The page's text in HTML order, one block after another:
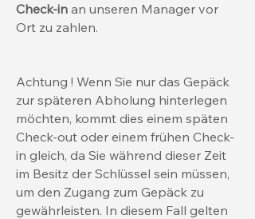
Check-in an unseren Manager vor
Ort zu zahlen.
Achtung ! Wenn Sie nur das Gepäck
zur späteren Abholung hinterlegen
möchten, kommt dies einem späten
Check-out oder einem frühen Check-
in gleich, da Sie während dieser Zeit
im Besitz der Schlüssel sein müssen,
um den Zugang zum Gepäck zu
gewährleisten. In diesem Fall gelten